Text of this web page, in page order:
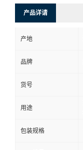
产品详请
产地
品牌
货号
用途
包装规格